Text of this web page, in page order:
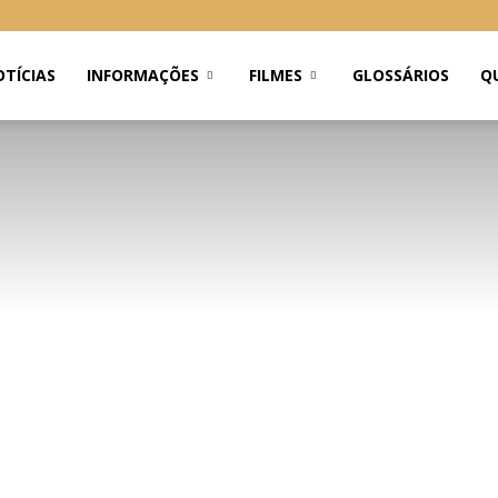
INFORMAÇÕES FILMES GLOSSÁRIOS